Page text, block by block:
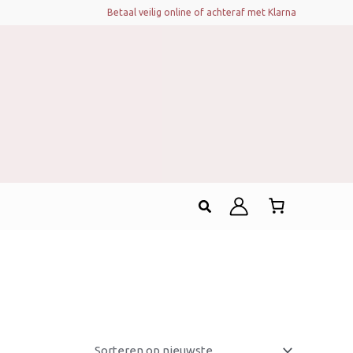
Betaal veilig online of achteraf met Klarna
Zoeken